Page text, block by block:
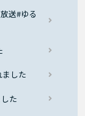
送#ゆる
した
た